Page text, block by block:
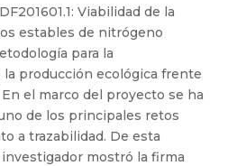
Viabilidad de la
estables de nitrógeno
para la
la producción ecológica frente
el marco del proyecto se ha
de los principales retos
a trazabilidad. De esta
mostró la firma